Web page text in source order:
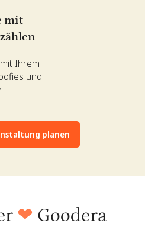
mit
Ihrem
und
planen
❤ Goodera